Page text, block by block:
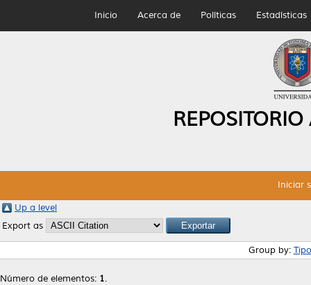
Inicio Acerca de Políticas Estadísticas
Iniciar
Up a level
Export as
Group by:
Número de elementos: 1.